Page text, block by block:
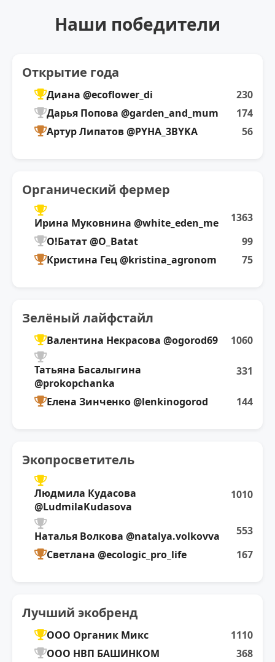
Наши победители
Открытие года
Диана @ecoflower_di
230
Дарья Попова @garden_and_mum
174
Артур Липатов @PYHA_3BYKA
56
Органический фермер
Ирина Муковнина @white_eden_me
1363
О!Батат @O_Batat
99
Кристина Гец @kristina_agronom
75
Зелёный лайфстайл
Валентина Некрасова @ogorod69 1060
Татьяна Басалыгина
@prokopchanka
331
Елена Зинченко @lenkinogorod 144
Экопросветитель
Людмила Кудасова
@LudmilaKudasova
1010
Наталья Волкова @natalya.volkovva
553
Светлана @ecologic_pro_life
167
Лучший экобренд
ООО Органик Микс
1110
ООО НВП БАШИНКОМ
368